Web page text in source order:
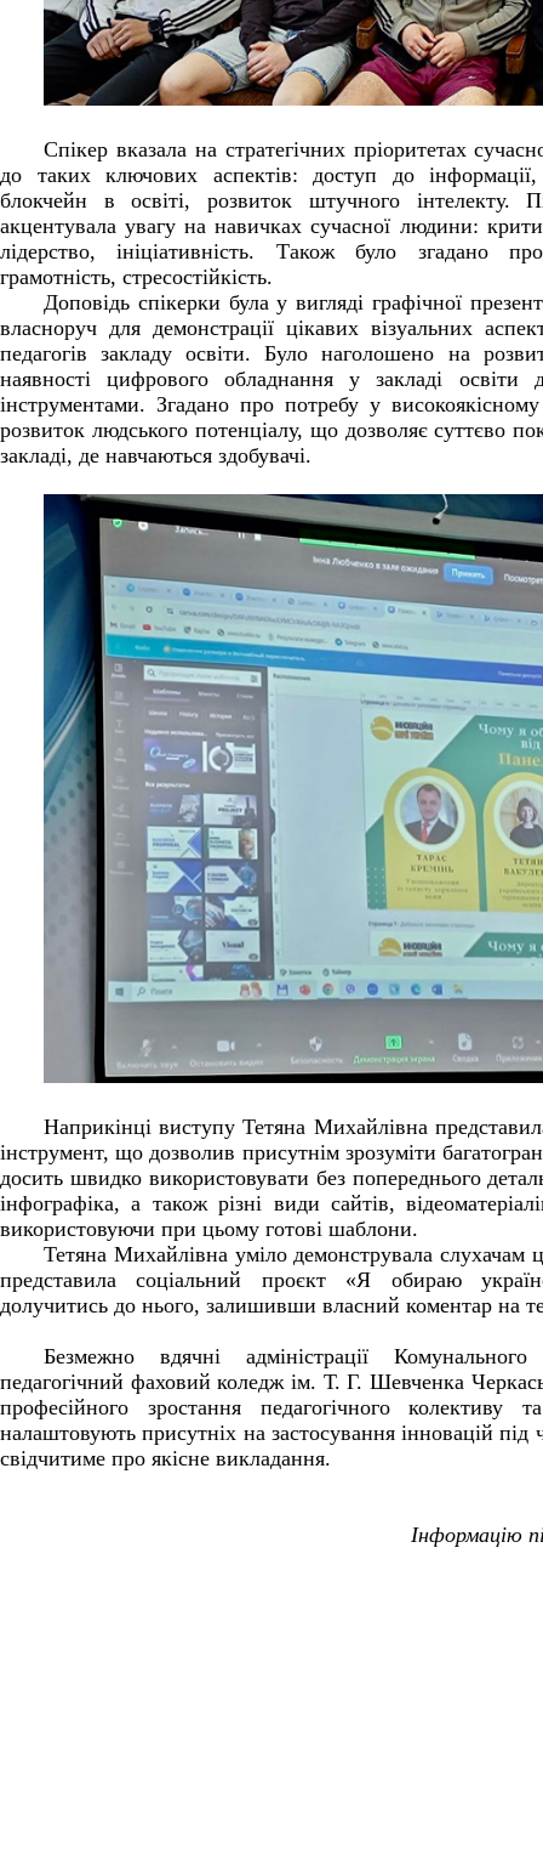
Спікер вказала на стратегічних пріоритетах
до таких ключових аспектів: доступ до
блокчейн в освіті, розвиток штучного інтелекту.
акцентувала увагу на навичках сучасної людини:
лідерство, ініціативність. Також було згадано
грамотність, стресостійкість.
Доповідь спікерки була у вигляді графічної
власноруч для демонстрації цікавих візуальних
педагогів закладу освіти. Було наголошено на
наявності цифрового обладнання у закладі
інструментами. Згадано про потребу у
розвиток людського потенціалу, що дозволяє суттєво
закладі, де навчаються здобувачі.
Наприкінці виступу Тетяна Михайлівна
інструмент, що дозволив присутнім зрозуміти
досить швидко використовувати без попереднього
інфографіка, а також різні види сайтів,
використовуючи при цьому готові шаблони.
Тетяна Михайлівна уміло демонструвала
представила соціальний проєкт «Я обираю
долучитись до нього, залишивши власний коментар на
Безмежно вдячні адміністрації
педагогічний фаховий коледж ім. Т. Г. Шевченка
професійного зростання педагогічного колективу
налаштовують присутніх на застосування інновацій під
свідчитиме про якісне викладання.
Інформацію